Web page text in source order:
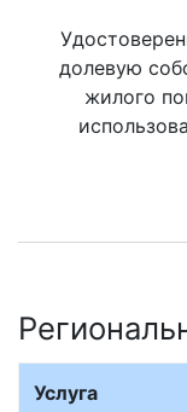
долевую
жилого
Услуга